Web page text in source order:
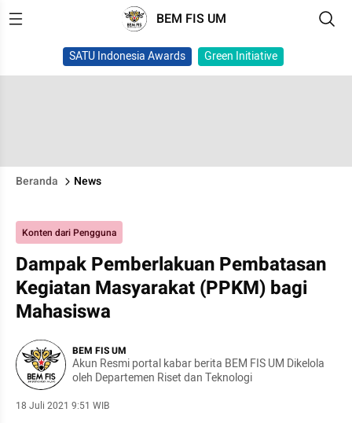
BEM FIS UM
SATU Indonesia Awards Green Initiative
Beranda News
Konten dari Pengguna
Dampak Pemberlakuan Pembatasan
Kegiatan Masyarakat (PPKM) bagi
Mahasiswa
BEM FIS UM
Akun Resmi portal kabar berita BEM FIS UM Dikelola
oleh Departemen Riset dan Teknologi
18 Juli 2021 9:51 WIB